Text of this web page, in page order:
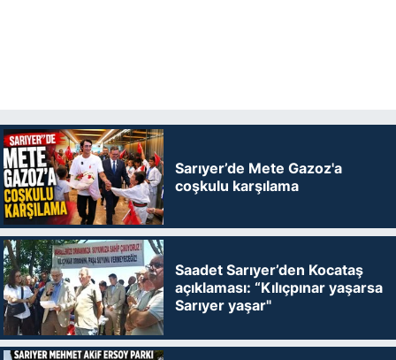
Sarıyer’de Mete Gazoz'a
coşkulu karşılama
Saadet Sarıyer’den Kocataş
açıklaması: “Kılıçpınar yaşarsa
Sarıyer yaşar"